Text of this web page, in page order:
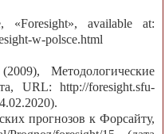
«Foresight», available at:
w-polsce.html
Методологические
URL: http://foresight.sfu-
прогнозов к Форсайту,